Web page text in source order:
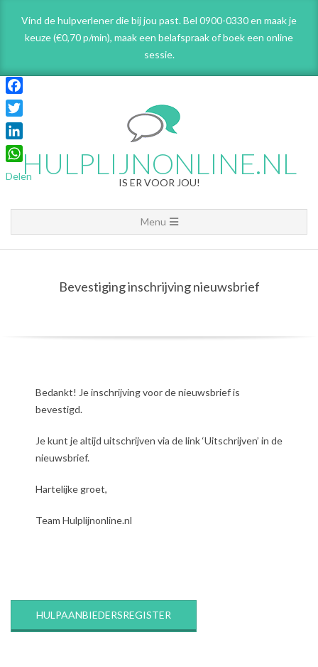
content
Vind de hulpverlener die bij jou past. Bel 0900-0330 en maak je
keuze (€0,70 p/min), maak een belafspraakof boek een online
sessie.
HULPLIJNONLINE.NL
IS ER VOOR JOU!
Navigation
Menu
Menu
Bevestiging inschrijving nieuwsbrief
Bedankt! Je inschrijving voor de nieuwsbrief is
bevestigd.
Je kunt je altijd uitschrijven via de link ‘Uitschrijven’ in de
nieuwsbrief.
Hartelijke groet,
Team Hulplijnonline.nl
HULPAANBIEDERSREGISTER
Facebook
Twitter
LinkedIn
WhatsApp
Delen